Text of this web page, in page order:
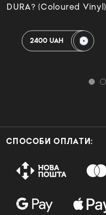
DURA? (Coloured Vinyl)
2400 UAH
СПОСОБИ ОПЛАТИ: